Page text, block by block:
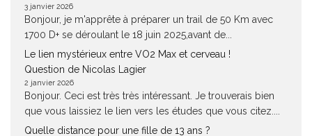
3 janvier 2026
Bonjour, je m'apprête à préparer un trail de 50 Km avec
1700 D+ se déroulant le 18 juin 2025,avant de...
Le lien mystérieux entre VO2 Max et cerveau !
Question de Nicolas Lagier
2 janvier 2026
Bonjour. Ceci est très très intéressant. Je trouverais bien
que vous laissiez le lien vers les études que vous citez....
Quelle distance pour une fille de 13 ans ?